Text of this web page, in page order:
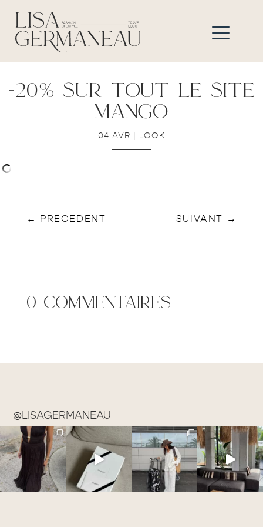
-20% sur tout le site
mango
04 AVR | LOOK
← PRECEDENT SUIVANT →
0 commentaires
@LISAGERMANEAU